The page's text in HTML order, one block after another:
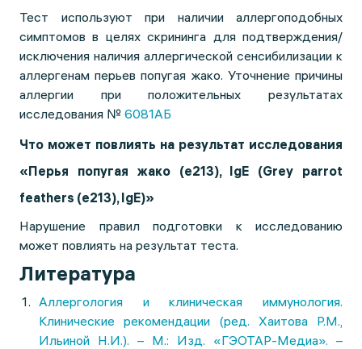
Тест используют при наличии аллергоподобных
симптомов в целях скрининга для подтверждения/
исключения наличия аллергической сенсибилизации к
аллергенам перьев попугая жако. Уточнение причины
аллергии при положительных результатах
исследования № 6081АБ
Что может повлиять на результат исследования
«Перья попугая жако (e213), IgE (Grey parrot
feathers (e213), IgE)»
Нарушение правил подготовки к исследованию
может повлиять на результат теста.
Литература
Аллергология и клиническая иммунология.
Клинические рекомендации (ред. Хаитова Р.М.,
Ильиной Н.И.). – М.: Изд. «ГЭОТАР-Медиа». –